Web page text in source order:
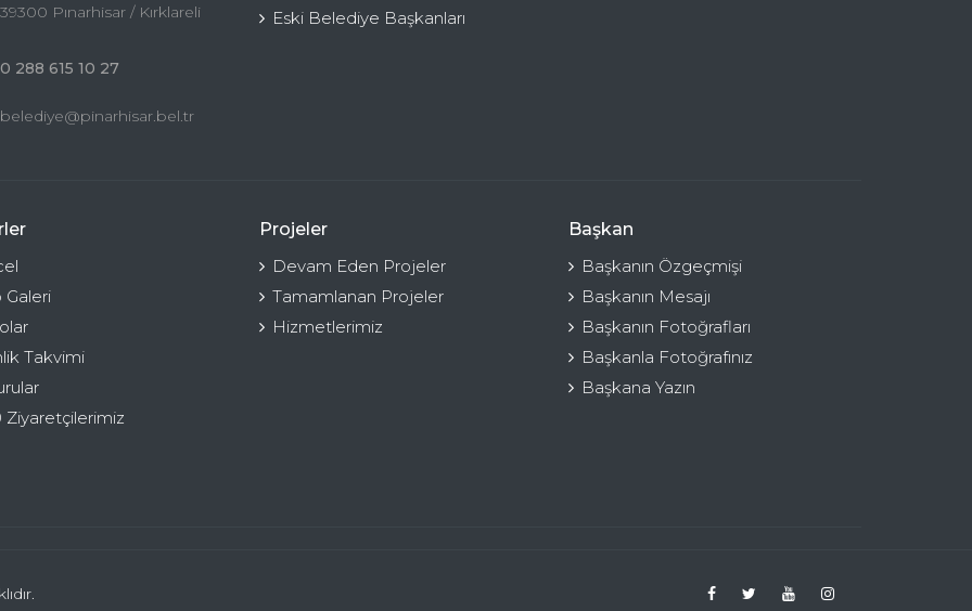
39300 Pınarhisar / Kırklareli
0 288 615 10 27
belediye@pinarhisar.bel.tr
Eski Belediye Başkanları
Galeri
Takvimi
Ziyaretçilerimiz
Projeler
Devam Eden Projeler
Tamamlanan Projeler
Hizmetlerimiz
Başkan
Başkanın Özgeçmişi
Başkanın Mesajı
Başkanın Fotoğrafları
Başkanla Fotoğrafınız
Başkana Yazın